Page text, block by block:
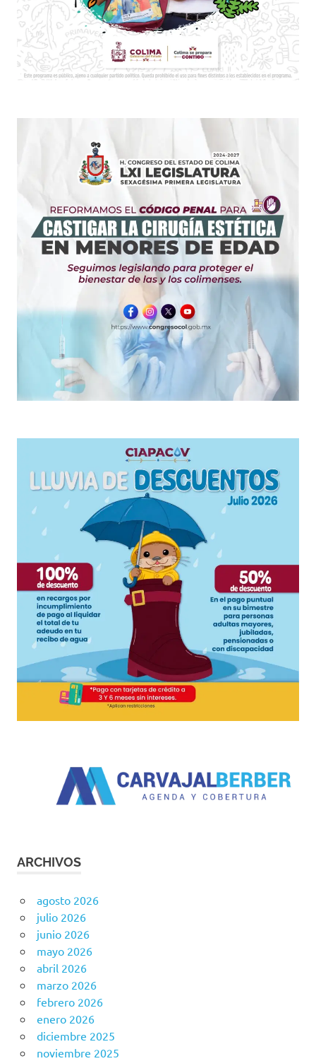
ARCHIVOS
agosto 2026
julio 2026
junio 2026
mayo 2026
abril 2026
marzo 2026
febrero 2026
enero 2026
diciembre 2025
noviembre 2025